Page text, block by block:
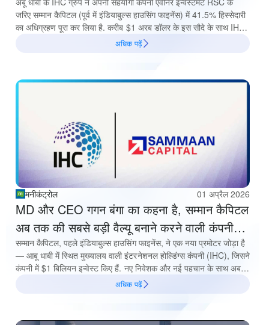
जरिए सम्मान कैपिटल (पूर्व में इंडियाबुल्स हाउसिंग फाइनेंस) में 41.5% हिस्सेदारी
का अधिग्रहण पूरा कर लिया है. करीब $1 अरब डॉलर के इस सौदे के साथ IHC,
सम्मान कैपिटल का प्रमोटर बन गया है. सम्मान कैपिटल के CEO गगन बंगा ने
जोएल रेबेलो को एक इंटरव्यू में बताया कि नई पूंजी के निवेश से कंपनी लगभग आठ
सकेगी. संपादित अंश:
अधिक पढ़ें
मनीकंट्रोल 01 अप्रैल 2026
MD और CEO गगन बंगा का कहना है, सम्मान कैपिटल
अब तक की सबसे बड़ी वैल्यू बनाने करने वाली कंपनी
बनेगी
सम्मान कैपिटल, पहले इंडियाबुल्स हाउसिंग फाइनेंस, ने एक नया प्रमोटर जोड़ा है
— आबू धाबी में स्थित मुख्यालय वाली इंटरनेशनल होल्डिंग्स कंपनी (IHC), जिसने
कंपनी में $1 बिलियन इन्वेस्ट किए हैं. नए निवेशक और नई पहचान के साथ अब
एक नई सोच भी जुड़ी है — यानी केवल होम लोन कंपनी के बजाय एक मल्टी-
प्रोडक्ट लेंडर के रूप में पहचान बनाना. गवर्नेंस और ग्रोथ को नई यात्रा की नींव
कहा जाता है, और इसका मतलब है कि कंपनी की बैंक बनने की पुरानी आकांक्षा अब
समाप्त हो गई है.
अधिक पढ़ें